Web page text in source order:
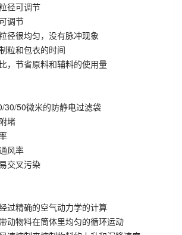
径可调节
调节
径很均匀，没有脉冲现象
粒和包衣的时间
，节省原料和辅料的使用量
30/50微米的防静电过滤袋
堵
风率
交叉污染
过精确的空气动力学的计算
动物料在筒体里均匀的循环运动